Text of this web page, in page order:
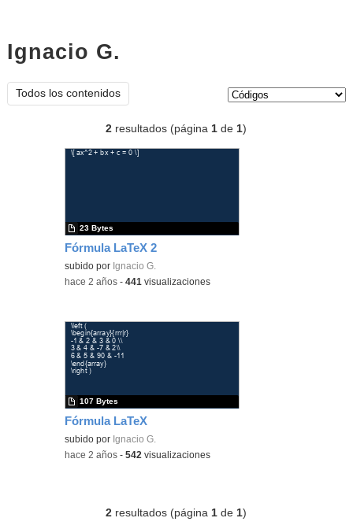
Ignacio G.
Todos los contenidos
2 resultados (página1 de1)
Fórmula LaTeX 2
subido por Ignacio G.
23 Bytes
-hace 2 años -441 visualizaciones
Fórmula LaTeX
subido por Ignacio G.
107 Bytes
-hace 2 años -542 visualizaciones
2 resultados (página 1 de 1)